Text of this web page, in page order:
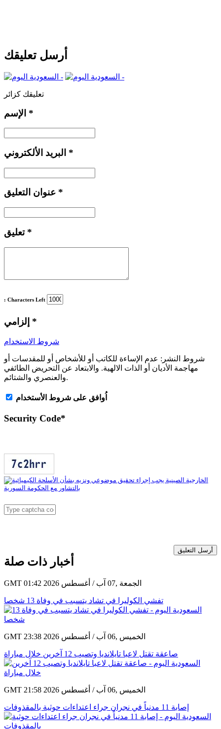
أرسل تعليقك
تعليقك كزائر
*
*
*
تعليق *
: Characters Left
*
شروط الاستخدام
شروط النشر: عدم الإساءة للكاتب أو للأشخاص أو للمقدسات أو
مهاجمة الأديان أو الذات الالهية. والابتعاد عن التحريض الطائفي
والعنصري والشتائم.
اُوافق على شروط الأستخدام
Security Code*
أرسل التعليق
أخبار ذات صلة
GMT 01:42 2026 الجمعة ,07 آب / أغسطس
تفشي الكوليرا في تشاد يتسبب في وفاة 13 شخصا
GMT 23:38 2026 الخميس ,06 آب / أغسطس
صاعقة تقتل لاعبا تايلانديا وتصيب 12 آخرين خلال مباراة
GMT 21:58 2026 الخميس ,06 آب / أغسطس
إصابة 11 مدنياً في نجران جراء اعتداءات حوثية بالمقذوفات